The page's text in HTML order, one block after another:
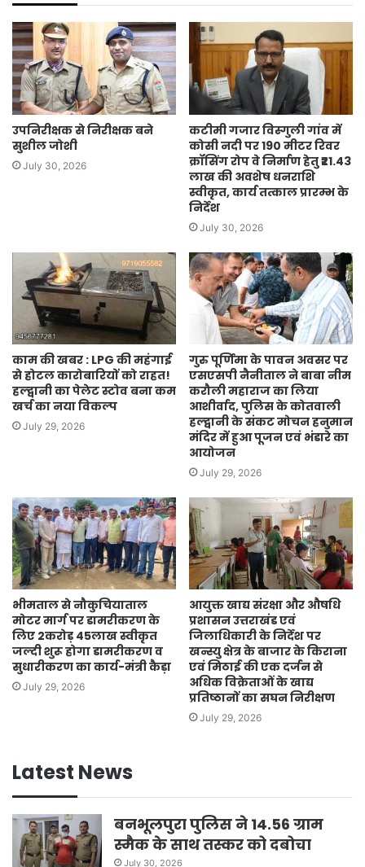
उपनिरीक्षक से निरीक्षक बने
सुशील जोशी
July 30, 2026
कटीमी गजार विस्गुली गांव में
कोसी नदी पर 190 मीटर रिवर
क्रॉसिंग रोप वे निर्माण हेतु ₹21.43
लाख की अवशेष धनराशि
स्वीकृत, कार्य तत्काल प्रारम्भ के
निर्देश
July 30, 2026
काम की खबर : LPG की महंगाई
से होटल कारोबारियों को राहत!
हल्द्वानी का पेलेट स्टोव बना कम
खर्च का नया विकल्प
July 29, 2026
गुरु पूर्णिमा के पावन अवसर पर
एसएसपी नैनीताल ने बाबा नीम
करौली महाराज का लिया
आशीर्वाद, पुलिस के कोतवाली
हल्द्वानी के संकट मोचन हनुमान
मंदिर में हुआ पूजन एवं भंडारे का
आयोजन
July 29, 2026
भीमताल से नौकुचियाताल
मोटर मार्ग पर डामरीकरण के
लिए 2करोड़ 45लाख स्वीकृत
जल्दी शुरू होगा डामरीकरण व
सुधारीकरण का कार्य-मंत्री कैड़ा
July 29, 2026
आयुक्त खाद्य संरक्षा और औषधि
प्रशासन उत्तराखंड एवं
जिलाधिकारी के निर्देश पर
खन्स्यु क्षेत्र के बाजार के किराना
एवं मिठाई की एक दर्जन से
अधिक विक्रेताओं के खाद्य
प्रतिष्ठानों का सघन निरीक्षण
July 29, 2026
Latest News
बनभूलपुरा पुलिस ने 14.56 ग्राम
स्मैक के साथ तस्कर को दबोचा
July 30, 2026